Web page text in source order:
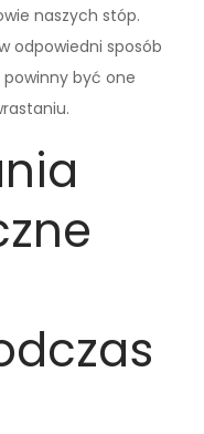
naszych stóp.
odpowiedni sposób
być one